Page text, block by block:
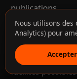
publications.
Le montant final
niveau
Orange Money,
facilités
Nous utilisons des
Analytics) pour
Accepter